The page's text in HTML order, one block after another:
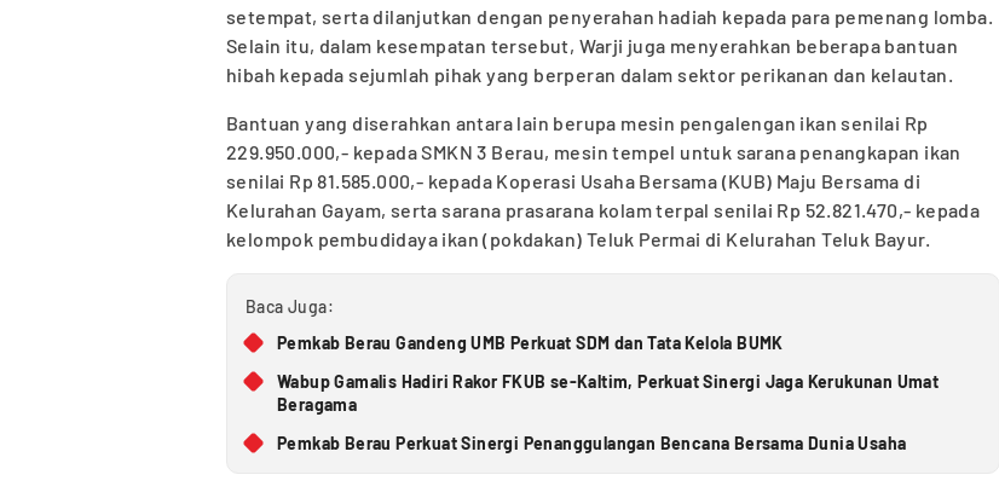
setempat, serta dilanjutkan dengan penyerahan hadiah kepada para pemenang lomba.
Selain itu, dalam kesempatan tersebut, Warji juga menyerahkan beberapa bantuan
hibah kepada sejumlah pihak yang berperan dalam sektor perikanan dan kelautan.
Bantuan yang diserahkan antara lain berupa mesin pengalengan ikan senilai Rp
229.950.000,- kepada SMKN 3 Berau, mesin tempel untuk sarana penangkapan ikan
senilai Rp 81.585.000,- kepada Koperasi Usaha Bersama (KUB) Maju Bersama di
Kelurahan Gayam, serta sarana prasarana kolam terpal senilai Rp 52.821.470,- kepada
kelompok pembudidaya ikan (pokdakan) Teluk Permai di Kelurahan Teluk Bayur.
Baca Juga:
Pemkab Berau Gandeng UMB Perkuat SDM dan Tata Kelola BUMK
Wabup Gamalis Hadiri Rakor FKUB se-Kaltim, Perkuat Sinergi Jaga Kerukunan Umat
Beragama
Pemkab Berau Perkuat Sinergi Penanggulangan Bencana Bersama Dunia Usaha